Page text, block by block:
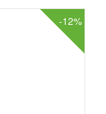
-12%